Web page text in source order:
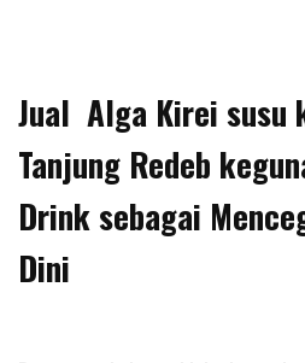
Jual Alga Kirei susu
Tanjung Redeb
Drink sebagai
Dini